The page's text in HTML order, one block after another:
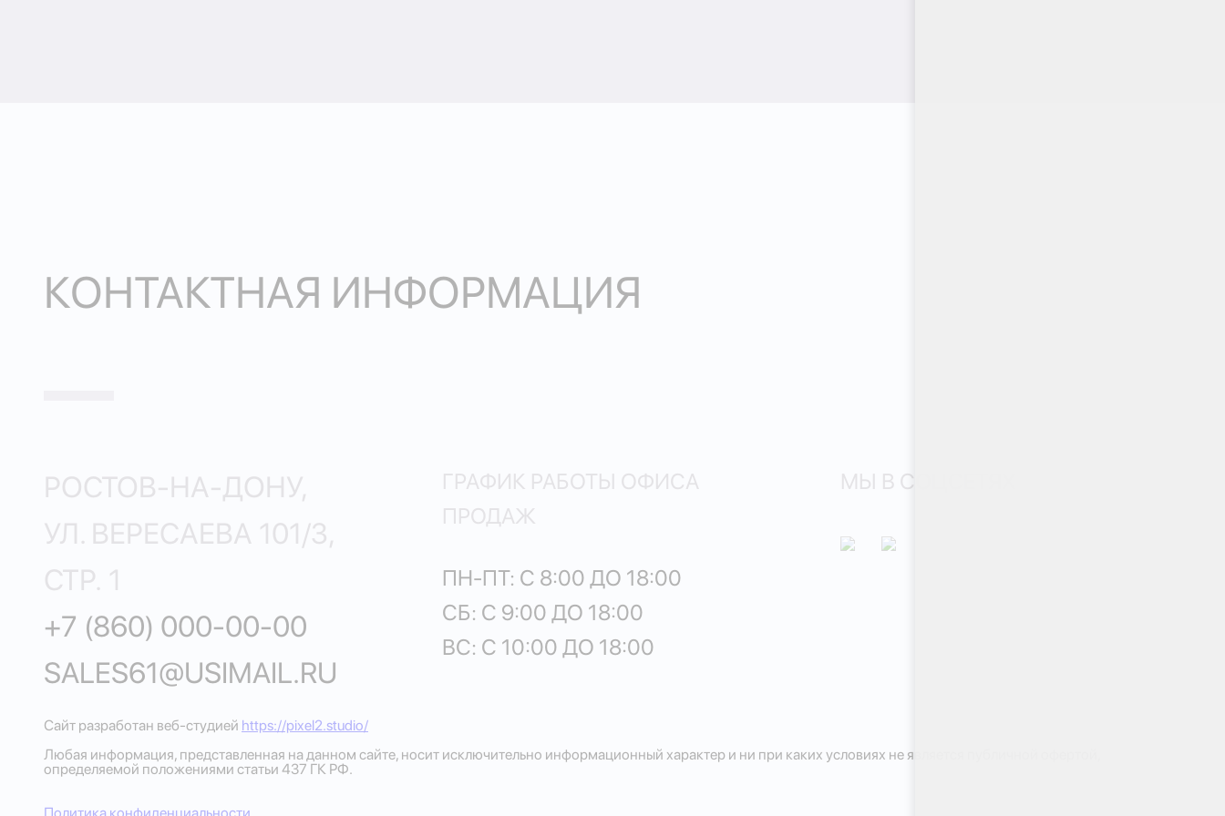
КОНТАКТНАЯ ИНФОРМАЦИЯ
РОСТОВ-НА-ДОНУ,
УЛ. ВЕРЕСАЕВА 101/3,
СТР. 1
+7 (860) 000-00-00
SALES61@USIMAIL.RU
ГРАФИК РАБОТЫ ОФИСА
ПРОДАЖ
ПН-ПТ: С 8:00 ДО 18:00
СБ: С 9:00 ДО 18:00
ВС: С 10:00 ДО 18:00
МЫ В СОЦСЕТЯХ
Сайт разработан веб-студией https://pixel2.studio/
Любая информация, представленная на данном сайте, носит исключительно информационный характер и ни при каких условиях не является публичной офертой,
определяемой положениями статьи 437 ГК РФ.